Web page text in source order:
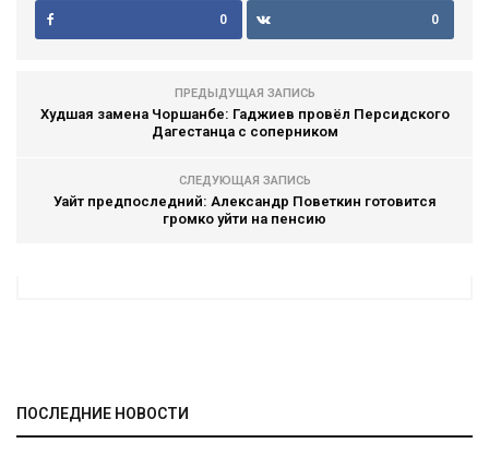
0 0
ПРЕДЫДУЩАЯ ЗАПИСЬ
Худшая замена Чоршанбе: Гаджиев провёл Персидского
Дагестанца с соперником
СЛЕДУЮЩАЯ ЗАПИСЬ
Уайт предпоследний: Александр Поветкин готовится
громко уйти на пенсию
ПОСЛЕДНИЕ НОВОСТИ